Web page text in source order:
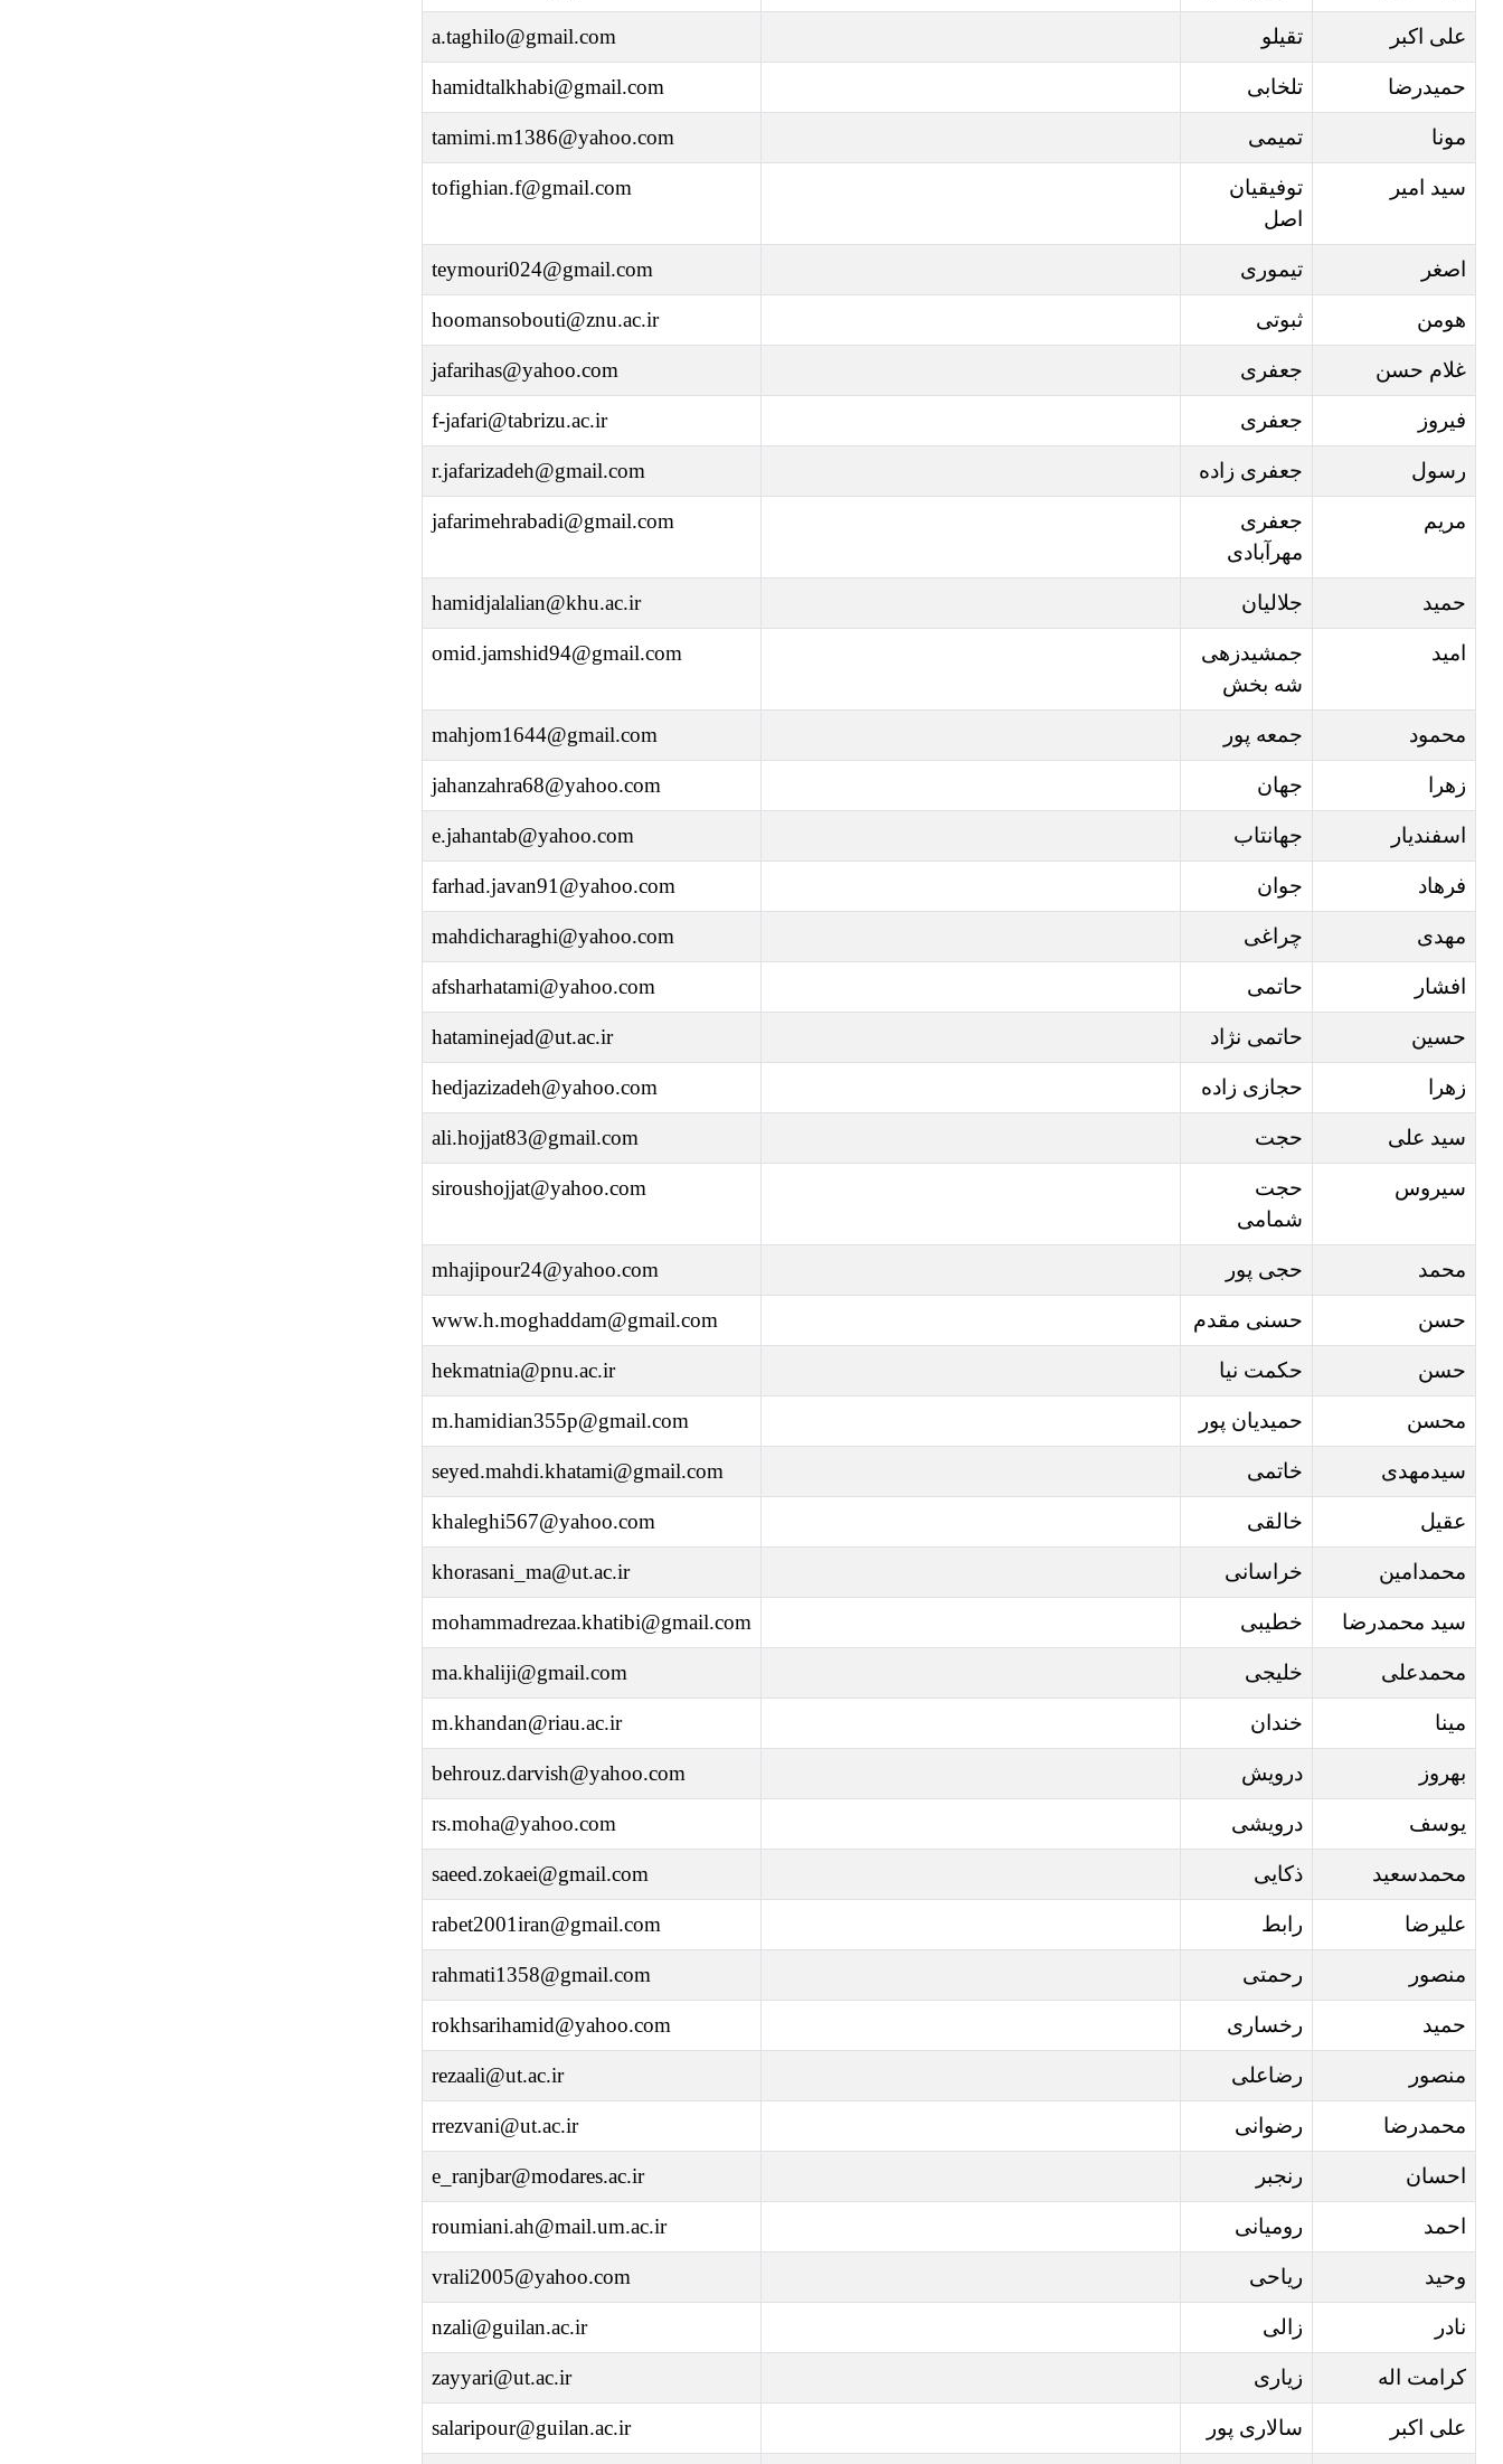
علی اکبر تقیلو a.taghilo@gmail.com
حمیدرضا تلخابی hamidtalkhabi@gmail.com
مونا تمیمی tamimi.m1386@yahoo.com
سید امیر
توفیقیان
اصل
tofighian.f@gmail.com
اصغر تیموری teymouri024@gmail.com
هومن ثبوتی hoomansobouti@znu.ac.ir
غلام حسن جعفری jafarihas@yahoo.com
فیروز جعفری f-jafari@tabrizu.ac.ir
رسول جعفری زاده r.jafarizadeh@gmail.com
مریم
جعفری
مهرآبادی
jafarimehrabadi@gmail.com
حمید جلالیان hamidjalalian@khu.ac.ir
امید
جمشیدزهی
شه بخش
omid.jamshid94@gmail.com
محمود جمعه پور mahjom1644@gmail.com
زهرا جهان jahanzahra68@yahoo.com
اسفندیار جهانتاب e.jahantab@yahoo.com
فرهاد جوان farhad.javan91@yahoo.com
مهدی چراغی mahdicharaghi@yahoo.com
افشار حاتمی afsharhatami@yahoo.com
حسین حاتمی نژاد hataminejad@ut.ac.ir
زهرا حجازی زاده hedjazizadeh@yahoo.com
سید علی حجت ali.hojjat83@gmail.com
سیروس
حجت
شمامی
siroushojjat@yahoo.com
محمد حجی پور mhajipour24@yahoo.com
حسن حسنی مقدم www.h.moghaddam@gmail.com
حسن حکمت نیا hekmatnia@pnu.ac.ir
محسن حمیدیان پور m.hamidian355p@gmail.com
سیدمهدی خاتمی seyed.mahdi.khatami@gmail.com
عقیل خالقی khaleghi567@yahoo.com
محمدامین خراسانی khorasani_ma@ut.ac.ir
سید محمدرضا خطیبی mohammadrezaa.khatibi@gmail.com
محمدعلی خلیجی ma.khaliji@gmail.com
مینا خندان m.khandan@riau.ac.ir
بهروز درویش behrouz.darvish@yahoo.com
یوسف درویشی rs.moha@yahoo.com
محمدسعید ذکایی saeed.zokaei@gmail.com
علیرضا رابط rabet2001iran@gmail.com
منصور رحمتی rahmati1358@gmail.com
حمید رخساری rokhsarihamid@yahoo.com
منصور رضاعلی rezaali@ut.ac.ir
محمدرضا رضوانی rrezvani@ut.ac.ir
احسان رنجبر e_ranjbar@modares.ac.ir
احمد رومیانی roumiani.ah@mail.um.ac.ir
وحید ریاحی vrali2005@yahoo.com
نادر زالی nzali@guilan.ac.ir
کرامت اله زیاری zayyari@ut.ac.ir
علی اکبر سالاری پور salaripour@guilan.ac.ir